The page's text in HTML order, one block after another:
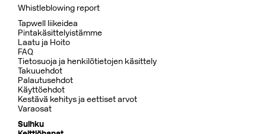
Whistleblowing report
Tapwell liikeidea
Pintakäsittelyistämme
Laatu ja Hoito
FAQ
Tietosuoja ja henkilötietojen käsittely
Takuuehdot
Palautusehdot
Käyttöehdot
Kestävä kehitys ja eettiset arvot
Varaosat
Suihku